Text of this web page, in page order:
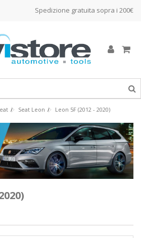
Spedizione gratuita sopra i 200€
Seat Leon Leon 5F (2012 - 2020)